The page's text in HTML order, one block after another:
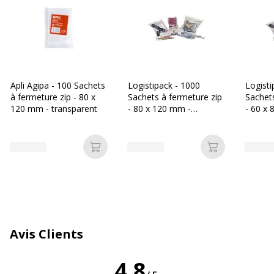
Caractéristiques générales
Caractéristiques générales
Caractéristiques
Catégorie de couleur Transparent
Quantité incluse 100
Données d'identification
Apli Agipa - 100 Sachets
à fermeture zip - 80 x
120 mm - transparent
Ajouter au panier
Logistipack - 1000
Sachets à fermeture zip
- 80 x 120 mm -
Ajouter au
- 60 x
Avis Clients